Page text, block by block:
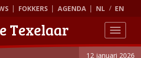
FOKKERS AGENDA NL EN
Texelaar
12 januari 2026